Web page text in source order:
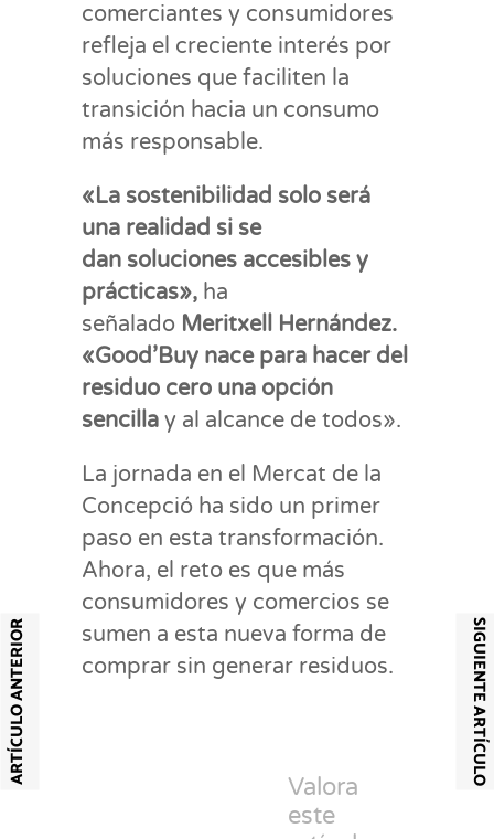
comerciantes y consumidores
refleja el creciente interés por
soluciones que faciliten la
transición hacia un consumo
más responsable.
«La sostenibilidad solo será
una realidad si se
dan soluciones accesibles y
prácticas», ha
señalado Meritxell Hernández.
«Good’Buy nace para hacer del
residuo cero una opción
sencilla y al alcance de todos».
La jornada en el Mercat de la
Concepció ha sido un primer
paso en esta transformación.
Ahora, el reto es que más
consumidores y comercios se
sumen a esta nueva forma de
comprar sin generar residuos.
Valora
este
ARTÍCULO ANTERIOR SIGUIENTE ARTÍCULO